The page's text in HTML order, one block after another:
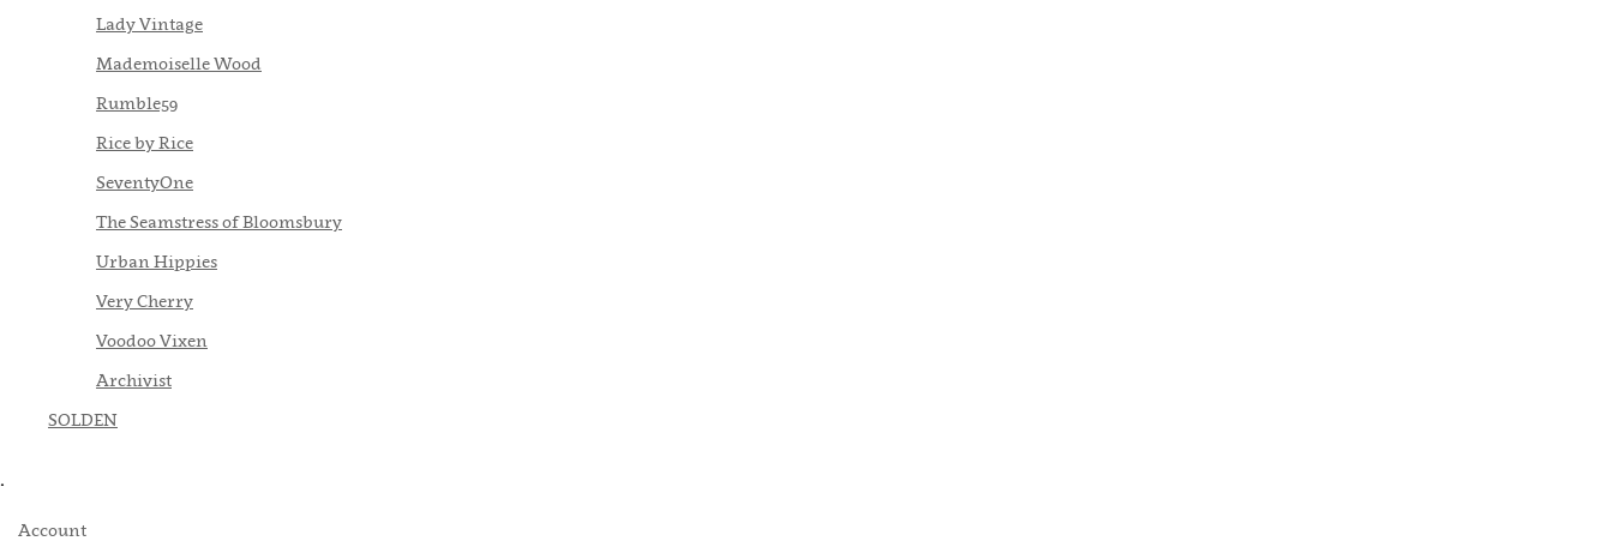
Lady Vintage
Mademoiselle Wood
Rumble59
Rice by Rice
SeventyOne
The Seamstress of Bloomsbury
Urban Hippies
Very Cherry
Voodoo Vixen
Archivist
SOLDEN
.
Account